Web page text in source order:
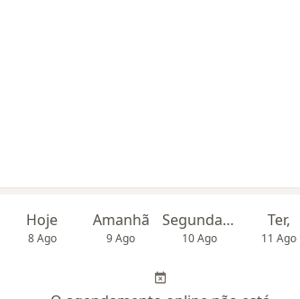
Hoje
8 Ago
Amanhã
9 Ago
Segunda-feira
10 Ago
Ter,
11 Ago